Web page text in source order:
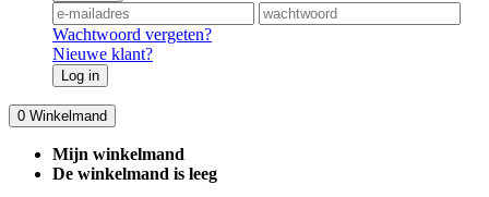
Wachtwoord vergeten?
Nieuwe klant?
Log in
0 Winkelmand
Mijn winkelmand
De winkelmand is leeg